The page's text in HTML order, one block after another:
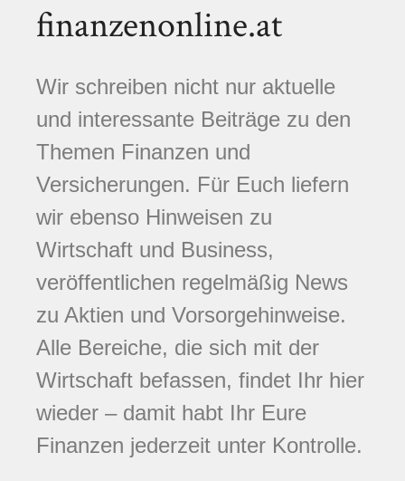
finanzenonline.at
Wir schreiben nicht nur aktuelle
und interessante Beiträge zu den
Themen Finanzen und
Versicherungen. Für Euch liefern
wir ebenso Hinweisen zu
Wirtschaft und Business,
veröffentlichen regelmäßig News
zu Aktien und Vorsorgehinweise.
Alle Bereiche, die sich mit der
Wirtschaft befassen, findet Ihr hier
wieder – damit habt Ihr Eure
Finanzen jederzeit unter Kontrolle.